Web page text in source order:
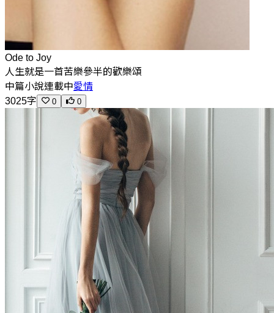
Ode to Joy
人生就是一首苦樂參半的歡樂頌
中篇小說連載中愛情
3025字
0 0